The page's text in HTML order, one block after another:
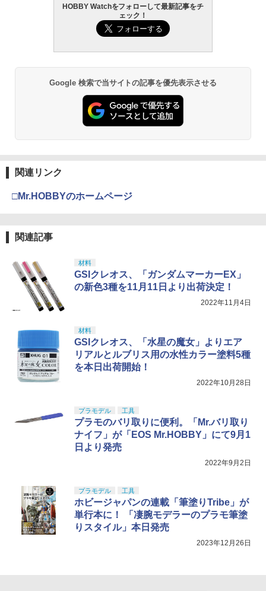
HOBBY Watchをフォローして最新記事をチ
ェック！
Google 検索で当サイトの記事を優先表示させる
関連リンク
□Mr.HOBBYのホームページ
関連記事
材料
GSIクレオス、「ガンダムマーカーEX」
の新色3種を11月11日より出荷決定！
2022年11月4日
材料
GSIクレオス、「水星の魔女」よりエア
リアルとルブリス用の水性カラー塗料5種
を本日出荷開始！
2022年10月28日
プラモデル 工具
プラモのバリ取りに便利。「Mr.バリ取り
ナイフ」が「EOS Mr.HOBBY」にて9月1
日より発売
2022年9月2日
プラモデル 工具
ホビージャパンの連載「筆塗りTribe」が
単行本に！ 「凄腕モデラーのプラモ筆塗
りスタイル」本日発売
2023年12月26日